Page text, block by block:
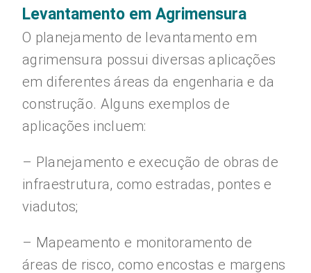
Levantamento em Agrimensura
O planejamento de levantamento em
agrimensura possui diversas aplicações
em diferentes áreas da engenharia e da
construção. Alguns exemplos de
aplicações incluem:
– Planejamento e execução de obras de
infraestrutura, como estradas, pontes e
viadutos;
– Mapeamento e monitoramento de
áreas de risco, como encostas e margens